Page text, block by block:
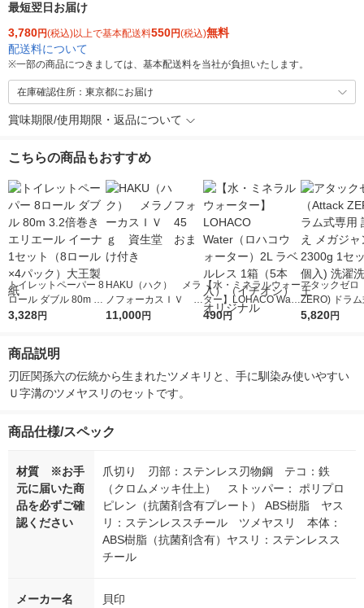
最短翌日お届け
3,780円(税込)以上で基本配送料550円(税込)無料
配送料について
※一部の商品につきましては、基本配送料を当社が負担いたします。
在庫確認住所：東京都にお届け
賞味期限/使用期限・返品について
こちらの商品もおすすめ
トイレットペーパー 8
ロール ダブル 80m 3.
2倍巻き エリエール
製紙
3,328円
HAKU（ハク） メラ
ノフォーカスＩＶ 4
5ｇ 資生堂 おまけ
11,000円
【水・ミネラルウォー
ター】LOHACO Wate
r（ロハコウォータ
490円
アタックゼロ
ZERO) ドラ
詰め替え メガ
5,820円
商品説明
刃匠関孫六の伝統から生まれたツメキリと、手に馴染み使いやすい
Ｕ字溝のツメヤスリのセットです。
商品仕様/スペック
材質 ※お手
元に届いた商
品を必ずご確
認ください
爪切り 刃部：ステンレス刃物鋼 テコ：鉄
（クロムメッキ仕上） ストッパー： ポリプロ
ピレン（抗菌剤含有プレート） ABS樹脂 ヤス
リ：ステンレススチール ツメヤスリ 本体：
ABS樹脂（抗菌剤含有）ヤスリ：ステンレスス
チール
メーカー名 貝印